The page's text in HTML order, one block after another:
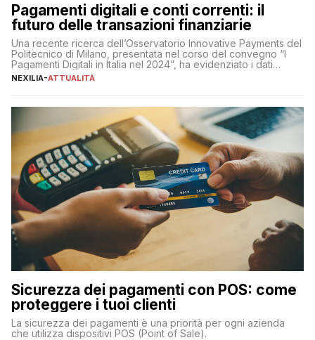
Pagamenti digitali e conti correnti: il
futuro delle transazioni finanziarie
Una recente ricerca dell’Osservatorio Innovative Payments del
Politecnico di Milano, presentata nel corso del convegno “I
Pagamenti Digitali in Italia nel 2024”, ha evidenziato i dati
definitivi del primo semestre 2024 relativamente alle
NEXILIA-ATTUALITÀ
Sicurezza dei pagamenti con POS: come
proteggere i tuoi clienti
La sicurezza dei pagamenti è una priorità per ogni azienda
che utilizza dispositivi POS (Point of Sale).